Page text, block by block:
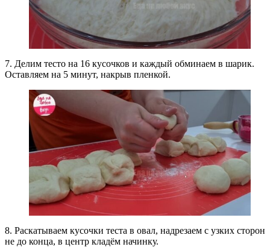
7. Делим тесто на 16 кусочков и каждый обминаем в шарик.
Оставляем на 5 минут, накрыв пленкой.
8. Раскатываем кусочки теста в овал, надрезаем с узких сторон
не до конца, в центр кладём начинку.